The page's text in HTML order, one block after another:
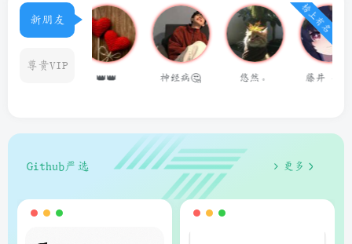
榜上有名
新朋友
尊贵VIP
神经病🤔 悠然。 藤井 冬弥 用户
狗子
Github严选 更多